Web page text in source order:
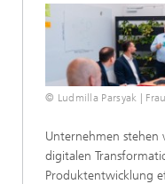
© Ludmilla Parsyak |
Unternehmen
digitalen
Produktentwicklung